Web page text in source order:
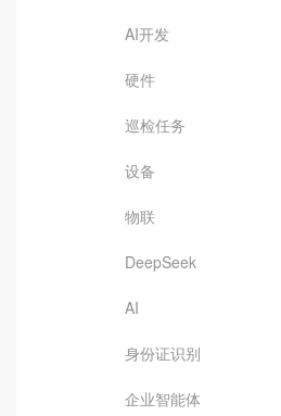
AI开发
硬件
巡检任务
设备
物联
DeepSeek
AI
身份证识别
企业智能体